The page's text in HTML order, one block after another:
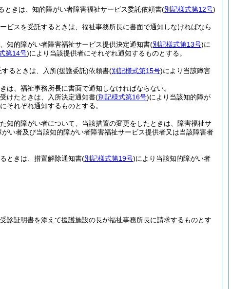
きは、知的障がい者障害福祉サービス委託依頼書(別記様式第12号)
ビスを受託するときは、福祉事務所長に書面で通知しなければなら
知的障がい者障害福祉サービス提供決定通知書(別記様式第13号)に
第14号)により当該提供者にそれぞれ通知するものとする。
るときは、入所(援護委託)依頼書(別記様式第15号)により当該障害
、福祉事務所長に書面で通知しなければならない。
けたときは、入所決定通知書(別記様式第16号)により当該知的障が
それぞれ通知するものとする。
知的障がい者について、当該措置の変更をしたときは、障害福祉サ
い者及び当該知的障がい者障害福祉サービス提供者又は当該障害者
ときは、措置解除通知書(別記様式第19号)により当該知的障がい者
診証明書を添えて援護施設の長が福祉事務所長に請求するものとす